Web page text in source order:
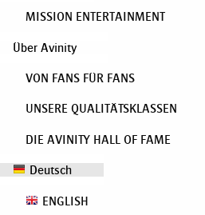
MISSION ENTERTAINMENT
Über Avinity
VON FANS FÜR FANS
UNSERE QUALITÄTSKLASSEN
DIE AVINITY HALL OF FAME
Deutsch
ENGLISH